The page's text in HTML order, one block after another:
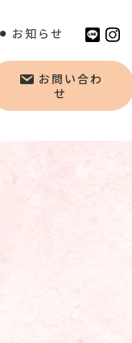
お知らせ
お問い合わ
せ